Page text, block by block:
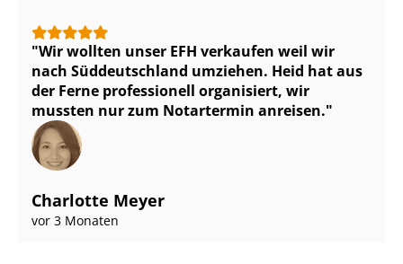
Wir wollten unser EFH verkaufen weil wir
nach Süddeutschland umziehen. Heid hat aus
der Ferne professionell organisiert, wir
mussten nur zum Notartermin anreisen.
Charlotte Meyer
vor 3 Monaten